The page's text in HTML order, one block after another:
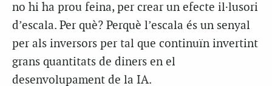
no hi ha prou feina, per crear un efecte il·lusori
d’escala. Per què? Perquè l’escala és un senyal
per als inversors per tal que continuïn invertint
grans quantitats de diners en el
desenvolupament de la IA.